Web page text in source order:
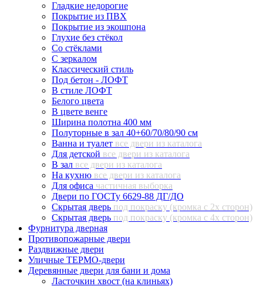
Гладкие недорогие
Покрытие из ПВХ
Покрытие из экошпона
Глухие без стёкол
Со стёклами
С зеркалом
Классический стиль
Под бетон - ЛОФТ
В стиле ЛОФТ
Белого цвета
В цвете венге
Ширина полотна 400 мм
Полуторные в зал 40+60/70/80/90 см
Ванна и туалет все двери из каталога
Для детской все двери из каталога
В зал все двери из каталога
На кухню все двери из каталога
Для офиса частичная выборка
Двери по ГОСТу 6629-88 ДГ/ДО
Скрытая дверь под покраску (кромка с 2х сторон)
Скрытая дверь под покраску (кромка с 4х сторон)
Фурнитура дверная
Противопожарные двери
Раздвижные двери
Уличные ТЕРМО-двери
Деревянные двери для бани и дома
Ласточкин хвост (на клиньях)